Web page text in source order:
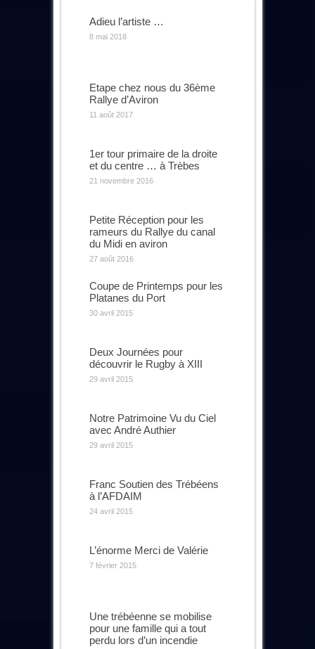
Adieu l’artiste …
8 mai 2018
Etape chez nous du 36ème
Rallye d’Aviron
11 août 2017
1er tour primaire de la droite
et du centre … à Trèbes
21 novembre 2016
Petite Réception pour les
rameurs du Rallye du canal
du Midi en aviron
27 août 2016
Coupe de Printemps pour les
Platanes du Port
30 avril 2015
Deux Journées pour
découvrir le Rugby à XIII
29 avril 2015
Notre Patrimoine Vu du Ciel
avec André Authier
29 avril 2015
Franc Soutien des Trébéens
à l’AFDAIM
24 avril 2015
L’énorme Merci de Valérie
7 février 2015
Une trébéenne se mobilise
pour une famille qui a tout
perdu lors d’un incendie